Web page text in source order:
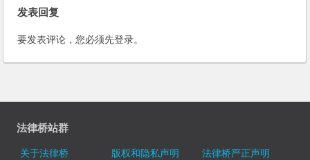
发表回复
要发表评论，您必须先登录。
法律桥站群
关于法律桥 版权和隐私声明
法律桥严正声明